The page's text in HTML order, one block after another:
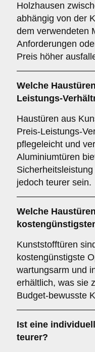
Holzhausen
abhängig von der
dem verwendeten
Anforderungen
Preis höher
Welche
Leistungs-
Haustüren aus
Preis-Leistungs-
pflegeleicht und
Aluminiumtüren
jedoch teurer sein.
Welche
Kunststofftüren
kostengünstigste
wartungsarm und
erhältlich, was sie
Budget-bewusste
Ist eine
teurer?